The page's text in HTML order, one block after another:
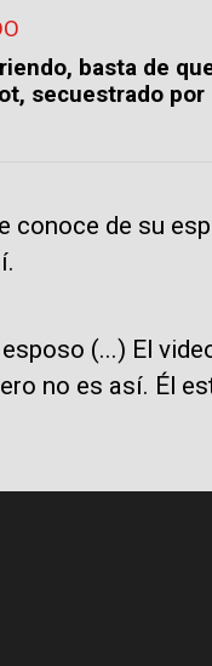
basta de
secuestrado por
conoce de su
(...) El
no es así. Él